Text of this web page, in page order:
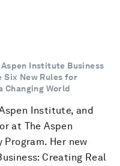
Institute Business
Six New Rules for
Changing World
Institute, and
at The Aspen
Program. Her new
Creating Real